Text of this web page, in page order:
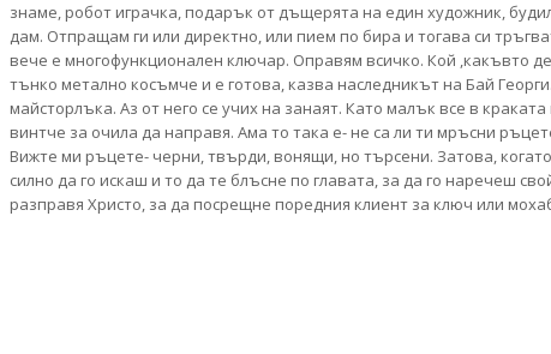
знаме, робот играчка, подарък от дъщерята на един художник,
дам. Отпращам ги или директно, или пием по бира и тогава си
вече е многофункционален ключар. Оправям всичко. Кой ,какъвто
тънко метално косъмче и е готова, казва наследникът на Бай
майсторлъка. Аз от него се учих на занаят. Като малък все в
винтче за очила да направя. Ама то така е- не са ли ти мръсни
Вижте ми ръцете- черни, твърди, вонящи, но търсени. Затова,
силно да го искаш и то да те блъсне по главата, за да го наречеш
разправя Христо, за да посрещне поредния клиент за ключ или